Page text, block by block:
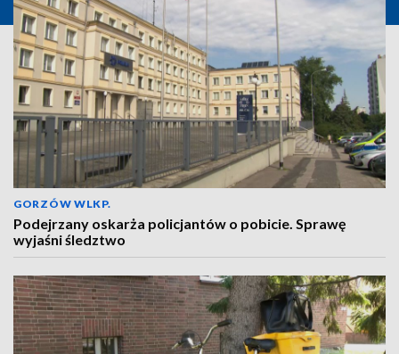
GORZÓW WLKP.
Podejrzany oskarża policjantów o pobicie. Sprawę
wyjaśni śledztwo